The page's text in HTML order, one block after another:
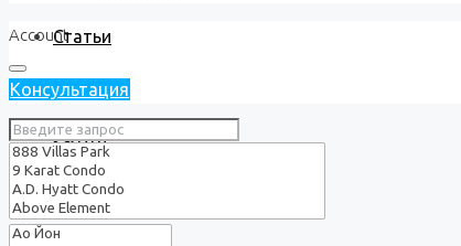
Статьи
Услуги
О нас
Account
Консультация